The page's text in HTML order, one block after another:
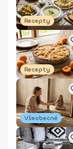
Recepty
Recepty
Všeobecné